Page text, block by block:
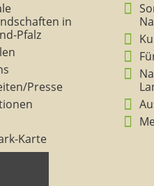
in
Pfalz
Presse
Karte